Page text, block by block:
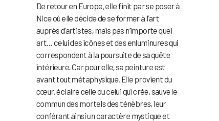
De retour en Europe, elle finit par se poser à
Nice où elle décide de se former à l’art
auprès d’artistes, mais pas n’importe quel
art… celui des icônes et des enluminures qui
correspondent à la poursuite de sa quête
intérieure. Car pour elle, sa peinture est
avant tout métaphysique. Elle provient du
cœur, éclaire celle ou celui qui crée, sauve le
commun des mortels des ténèbres, leur
conférant ainsi un caractère mystique et